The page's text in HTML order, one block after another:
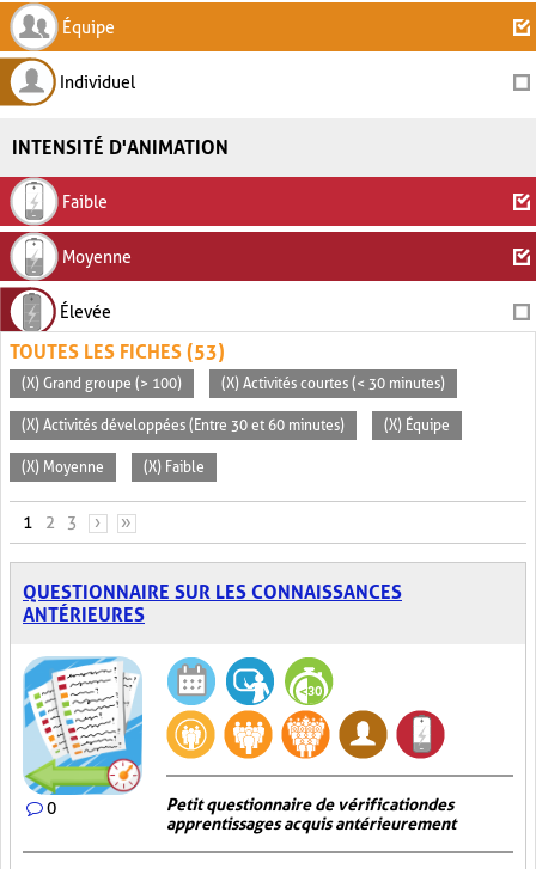
Équipe
Individuel
INTENSITÉ D'ANIMATION
Faible
Moyenne
Élevée
TOUTES LES FICHES (53)
(X) Grand groupe (> 100) (X) Activités courtes (< 30 minutes)
(X) Activités développées (Entre 30 et 60 minutes) (X) Équipe
(X) Moyenne (X) Faible
PAGES
1 2 3 › »
QUESTIONNAIRE SUR LES CONNAISSANCES
ANTÉRIEURES
0
Petit questionnaire de vérification des
apprentissages acquis antérieurement